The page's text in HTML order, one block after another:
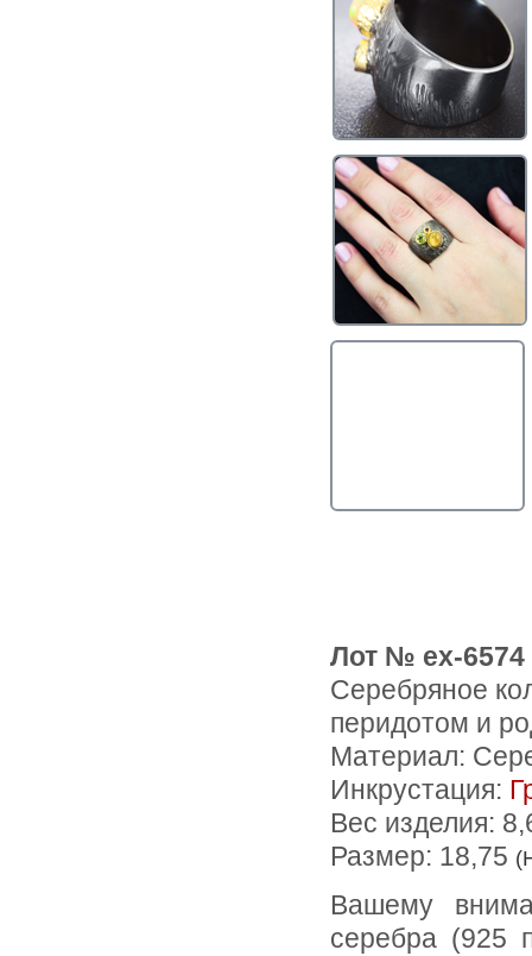
Лот № ex-6574
Серебряное
перидотом и
Материал:
Инкрустация:
Вес изделия:
Размер: 18,75
Вашему вниманию предлагается кольцо из стерлингового
серебра (925